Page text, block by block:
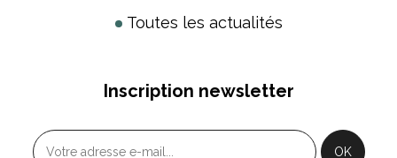
Toutes les actualités
Inscription newsletter